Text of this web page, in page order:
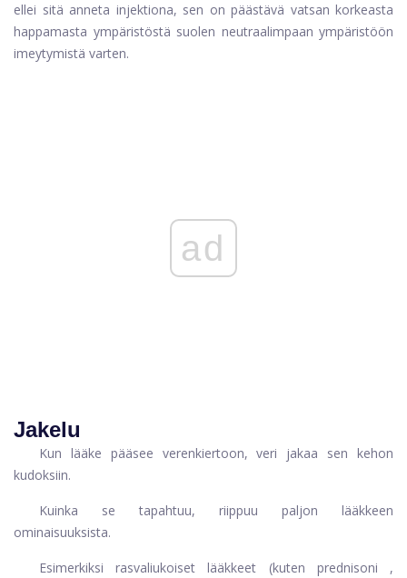
ellei sitä anneta injektiona, sen on päästävä vatsan korkeasta
happamasta ympäristöstä suolen neutraalimpaan ympäristöön
imeytymistä varten.
ad
Jakelu
Kun lääke pääsee verenkiertoon, veri jakaa sen kehon
kudoksiin.
Kuinka se tapahtuu, riippuu paljon lääkkeen
ominaisuuksista.
Esimerkiksi rasvaliukoiset lääkkeet (kuten prednisoni
,